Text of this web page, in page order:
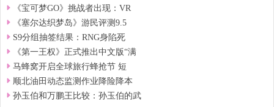
《宝可梦GO》挑战者出现：VR
《塞尔达织梦岛》游民评测9.5
S9分组抽签结果：RNG身陷死
《第一王权》正式推出中文版“满
马蜂窝开启全球旅行蜂抢节 短
顺北油田动态监测作业降险降本
孙玉伯和万鹏王比较：孙玉伯的武